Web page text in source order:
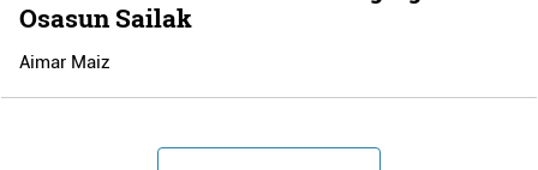
Osasun Sailak
Aimar Maiz